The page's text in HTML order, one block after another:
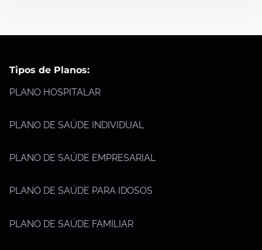
Tipos de Planos:
PLANO HOSPITALAR
PLANO DE SAÚDE INDIVIDUAL
PLANO DE SAÚDE EMPRESARIAL
PLANO DE SAÚDE PARA IDOSOS
PLANO DE SAÚDE FAMILIAR